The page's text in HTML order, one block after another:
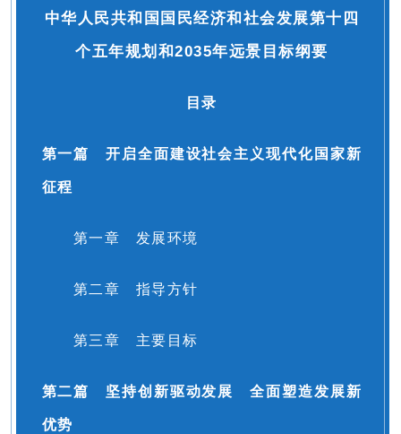
中华人民共和国国民经济和社会发展第十四
个五年规划和2035年远景目标纲要
目录
第一篇 开启全面建设社会主义现代化国家新
征程
第一章 发展环境
第二章 指导方针
第三章 主要目标
第二篇 坚持创新驱动发展 全面塑造发展新
优势